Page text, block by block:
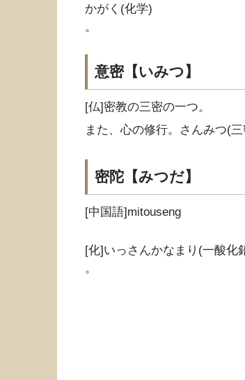
かがく(化学)
。
意密【いみつ】
[仏]密教の三密の一つ。
また、心の修行。さんみつ(三
密陀【みつだ】
[中国語]mitouseng
[化]いっさんかなまり(一酸化
。